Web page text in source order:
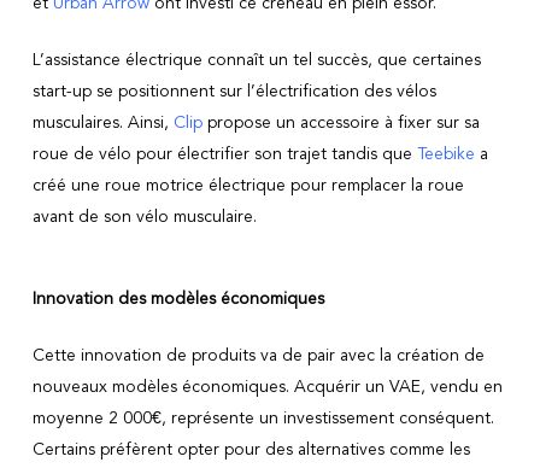
L’assistance électrique connaît un tel succès, que certaines
start-up se positionnent sur l’électrification des vélos
musculaires. Ainsi, Clippropose un accessoire à fixer sur sa
roue de vélo pour électrifier son trajet tandis que Teebike a
créé une roue motrice électrique pour remplacer la roue
avant de son vélo musculaire.
Innovation des modèles économiques
Cette innovation de produits va de pair avec la création de
nouveaux modèles économiques. Acquérir un VAE, vendu en
moyenne 2 000€, représente un investissement conséquent.
Certains préfèrent opter pour des alternatives comme les